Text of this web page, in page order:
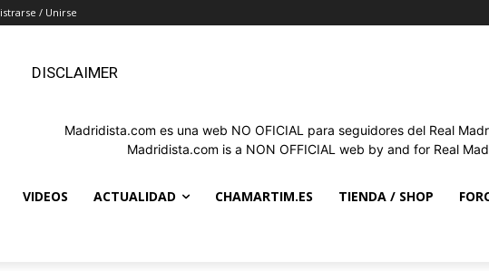
/ Unirse
DISCLAIMER
Madridista.com es una web NO OFICIAL para seguidores del Real
Madridista.com is a NON OFFICIAL web by and for Real
VIDEOS ACTUALIDAD CHAMARTIM.ES TIENDA / SHOP